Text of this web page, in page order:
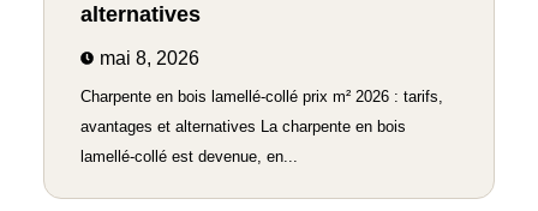
alternatives
mai 8, 2026
Charpente en bois lamellé-collé prix m² 2026 : tarifs,
avantages et alternatives La charpente en bois
lamellé-collé est devenue, en...